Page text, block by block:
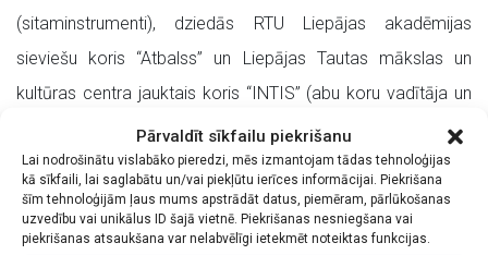
Pārvaldīt sīkfailu piekrišanu
Lai nodrošinātu vislabāko pieredzi, mēs izmantojam tādas tehnoloģijas
kā sīkfaili, lai saglabātu un/vai piekļūtu ierīces informācijai. Piekrišana
šīm tehnoloģijām ļaus mums apstrādāt datus, piemēram, pārlūkošanas
uzvedību vai unikālus ID šajā vietnē. Piekrišanas nesniegšana vai
piekrišanas atsaukšana var nelabvēlīgi ietekmēt noteiktas funkcijas.
(sitaminstrumenti), dziedās RTU Liepājas akadēmijas
sieviešu koris “Atbalss” un Liepājas Tautas mākslas un
kultūras centra jauktais koris “INTIS” (abu koru vadītāja un
diriģente ir Ilze Valce).
Programmā gaidāmi divi pirmatskaņojumi, kurus šim
notikumam radījuši komponisti Andris Kontauts un Jānis
Strazds. Koncertā skanēs arī Ludoviko Einaudi, Karla